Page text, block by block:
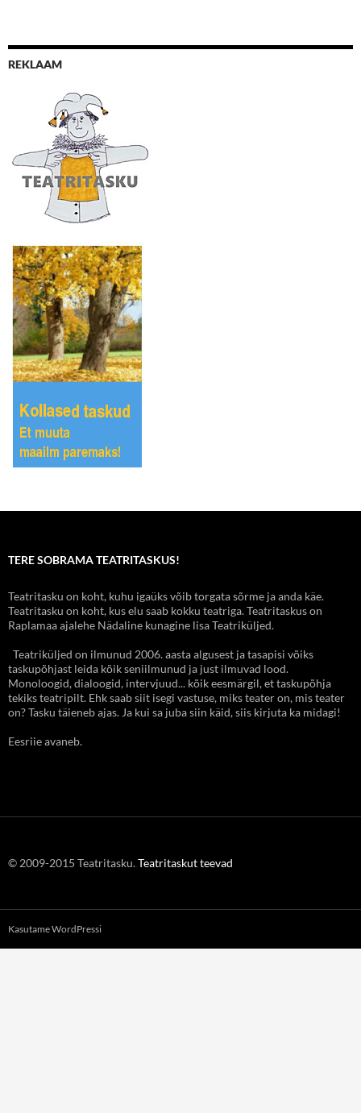
REKLAAM
TERE SOBRAMA TEATRITASKUS!
Teatritasku on koht, kuhu igaüks võib torgata sõrme ja anda käe.
Teatritasku on koht, kus elu saab kokku teatriga. Teatritaskus on
Raplamaa ajalehe Nädaline kunagine lisa Teatriküljed.
Teatriküljed on ilmunud 2006. aasta algusest ja tasapisi võiks
taskupõhjast leida kõik seniilmunud ja just ilmuvad lood.
Monoloogid, dialoogid, intervjuud... kõik eesmärgil, et taskupõhja
tekiks teatripilt. Ehk saab siit isegi vastuse, miks teater on, mis teater
on? Tasku täieneb ajas. Ja kui sa juba siin käid, siis kirjuta ka midagi!
Eesriie avaneb.
© 2009-2015 Teatritasku.Teatritaskut teevad
Kasutame WordPressi